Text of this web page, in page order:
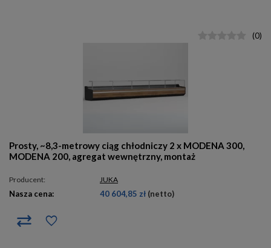
Prosty, ~8,3-metrowy ciąg chłodniczy 2 x MODENA 300,
MODENA 200, agregat wewnętrzny, montaż
Producent: JUKA
Nasza cena: 40 604,85 zł (netto)
(0)